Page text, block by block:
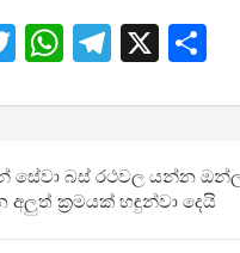
T
tt
er
W
at
s
A
p
T
e
gr
a
m
X
ar
e
සේවා බස් රථවල යන්න
ක්‍රමයක් හඳුන්වා දෙයි